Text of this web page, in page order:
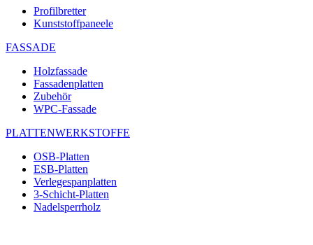
Profilbretter
Kunststoffpaneele
FASSADE
Holzfassade
Fassadenplatten
Zubehör
WPC-Fassade
PLATTENWERKSTOFFE
OSB-Platten
ESB-Platten
Verlegespanplatten
3-Schicht-Platten
Nadelsperrholz